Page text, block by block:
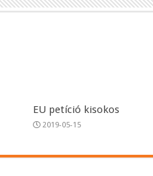
EU petíció kisokos
2019-05-15